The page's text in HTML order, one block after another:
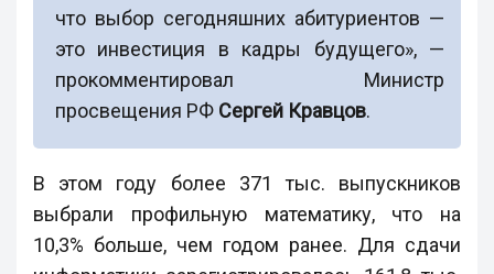
что выбор сегодняшних абитуриентов —
это инвестиция в кадры будущего», —
прокомментировал Министр
просвещения РФ Сергей Кравцов.
В этом году более 371 тыс. выпускников
выбрали профильную математику, что на
10,3% больше, чем годом ранее. Для сдачи